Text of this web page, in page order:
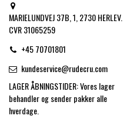
MARIELUNDVEJ 37B, 1, 2730 HERLEV.
CVR 31065259
+45 70701801
kundeservice@rudecru.com
LAGER ÅBNINGSTIDER: Vores lager
behandler og sender pakker alle
hverdage.